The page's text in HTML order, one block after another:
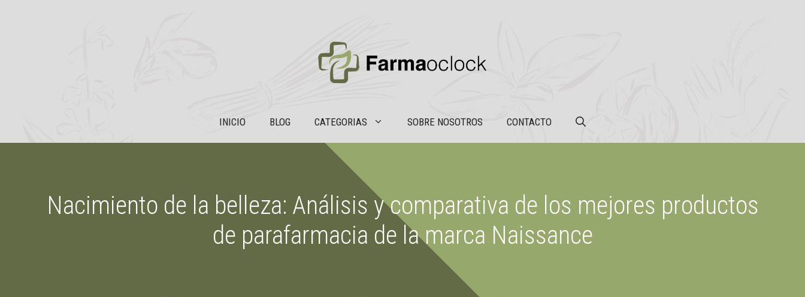
INICIO BLOG CATEGORIAS SOBRE NOSOTROS CONTACTO
Nacimiento de la belleza: Análisis y comparativa de los mejores productos
de parafarmacia de la marca Naissance